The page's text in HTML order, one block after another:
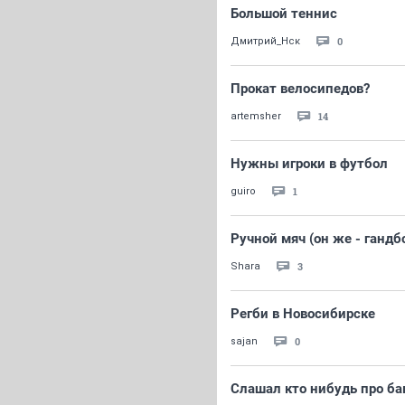
Большой теннис
Дмитрий_Нск 0
Прокат велосипедов?
artemsher 14
Нужны игроки в футбол
guiro 1
Ручной мяч (он же -
Shara 3
Регби в Новосибирске
sajan 0
Слашал кто нибудь про